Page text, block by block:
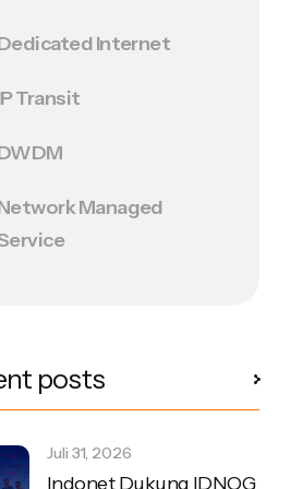
Internet
Transit
Managed
posts
Indonet Dukung IDNOG
Juli 31, 2026